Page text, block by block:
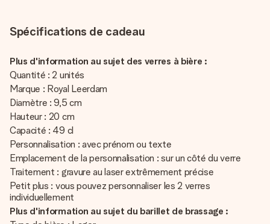
Spécifications de cadeau
Plus d'information au sujet des verres à bière :
Quantité : 2 unités
Marque : Royal Leerdam
Diamètre : 9,5 cm
Hauteur : 20 cm
Capacité : 49 cl
Personnalisation : avec prénom ou texte
Emplacement de la personnalisation : sur un côté du verre
Traitement : gravure au laser extrêmement précise
Petit plus : vous pouvez personnaliser les 2 verres
individuellement
Plus d'information au sujet du barillet de brassage :